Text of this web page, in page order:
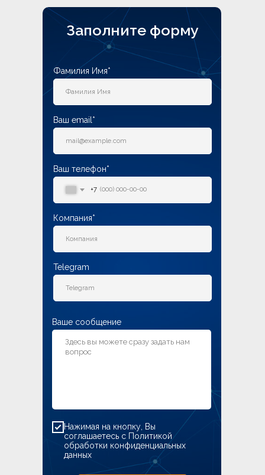
Фамилия Имя*
Ваш email*
Ваш телефон*
+7
Компания*
Telegram
Ваше сообщение
Нажимая на кнопку, Вы
соглашаетесь с Политикой
обработки конфиденциальных
данных
Заполните форму